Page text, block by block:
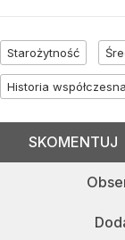
Starożytność
Historia współczesna
SKOMENTUJ